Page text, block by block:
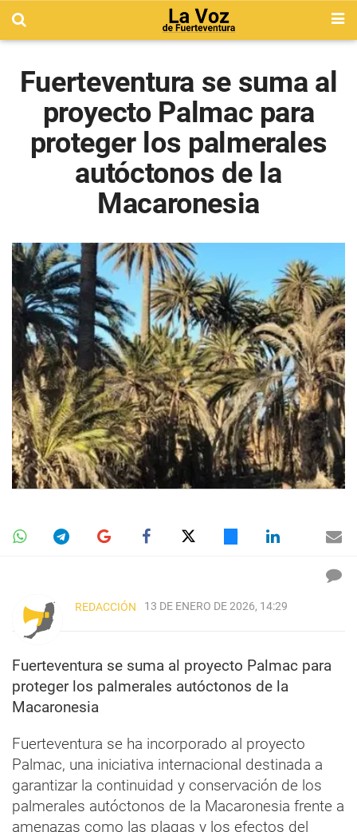
Fuerteventura se suma al
proyecto Palmac para
proteger los palmerales
autóctonos de la
Macaronesia
REDACCIÓN 13 DE ENERO DE 2026, 14:29
Fuerteventura se suma al proyecto Palmac para
proteger los palmerales autóctonos de la
Macaronesia
Fuerteventura se ha incorporado al proyecto
Palmac, una iniciativa internacional destinada a
garantizar la continuidad y conservación de los
palmerales autóctonos de la Macaronesia frente a
amenazas como las plagas y los efectos del